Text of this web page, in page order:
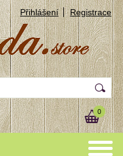
Přihlášení Registrace
0